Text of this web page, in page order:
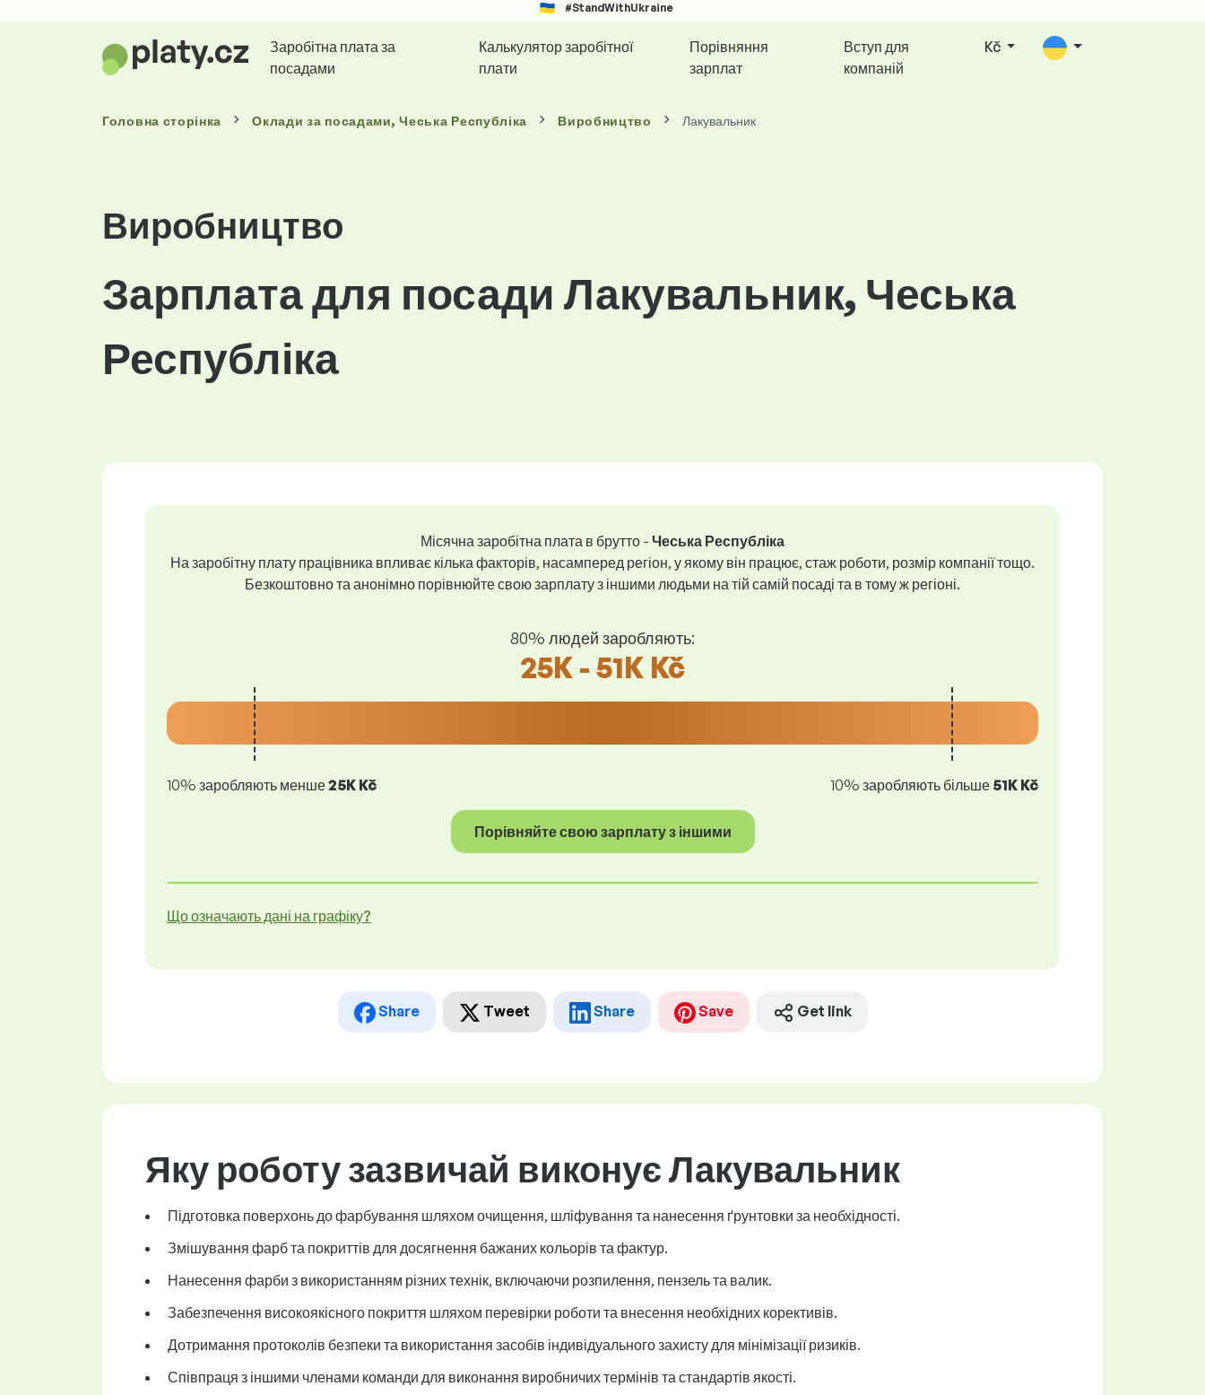
#StandWithUkraine
Заробітна плата за
посадами
Калькулятор заробітної
плати
Порівняння
зарплат
Вступ для
компаній
Kč
Головна сторінка Окладиза посадами, Чеська Республіка Виробництво Лакувальник
Виробництво
Зарплата для посади Лакувальник, Чеська
Республіка
Місячна заробітна плата в брутто - Чеська Республіка
На заробітну плату працівника впливає кілька факторів, насамперед регіон, у якому він працює, стаж роботи, розмір компанії тощо.
Безкоштовно та анонімно порівнюйте свою зарплату з іншими людьми на тій самій посаді та в тому ж регіоні.
80% людей заробляють:
25K - 51K Kč
10% заробляють менше25K Kč 10% заробляють більше 51K Kč
Порівняйте свою зарплату з іншими
Що означають дані на графіку?
Share Tweet Share Save Get link
Яку роботу зазвичай виконує Лакувальник
Підготовка поверхонь до фарбування шляхом очищення, шліфування та нанесення ґрунтовки за необхідності.
Змішування фарб та покриттів для досягнення бажаних кольорів та фактур.
Нанесення фарби з використанням різних технік, включаючи розпилення, пензель та валик.
Забезпечення високоякісного покриття шляхом перевірки роботи та внесення необхідних корективів.
Дотримання протоколів безпеки та використання засобів індивідуального захисту для мінімізації ризиків.
Співпраця з іншими членами команди для виконання виробничих термінів та стандартів якості.